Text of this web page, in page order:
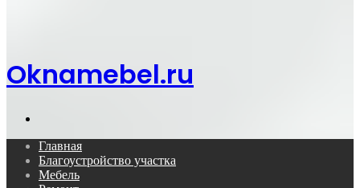
Oknamebel.ru
Главная
Благоустройство участка
Мебель